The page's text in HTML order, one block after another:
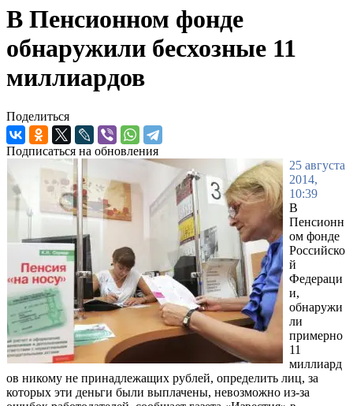
В Пенсионном фонде
обнаружили бесхозные 11
миллиардов
Поделиться
Подписаться на обновления
25 августа
2014,
10:39
В
Пенсионн
ом фонде
Российско
й
Федераци
и,
обнаружи
ли
примерно
11
миллиард
ов никому не принадлежащих рублей, определить лиц, за
которых эти деньги были выплачены, невозможно из-за